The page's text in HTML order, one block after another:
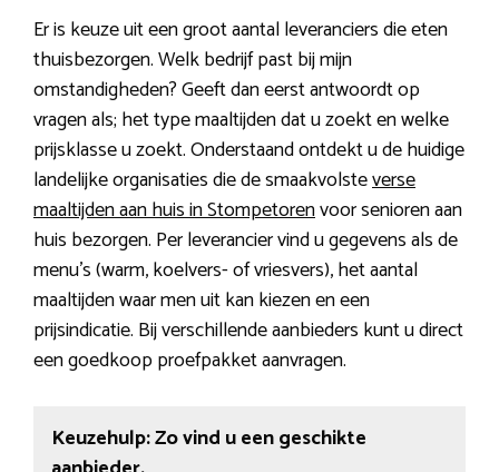
Er is keuze uit een groot aantal leveranciers die eten
thuisbezorgen. Welk bedrijf past bij mijn
omstandigheden? Geeft dan eerst antwoordt op
vragen als; het type maaltijden dat u zoekt en welke
prijsklasse u zoekt. Onderstaand ontdekt u de huidige
landelijke organisaties die de smaakvolsteverse
maaltijden aan huis in Stompetorenvoor senioren aan
huis bezorgen. Per leverancier vind u gegevens als de
menu’s (warm, koelvers- of vriesvers), het aantal
maaltijden waar men uit kan kiezen en een
prijsindicatie. Bij verschillende aanbieders kunt u direct
een goedkoop proefpakket aanvragen.
Keuzehulp: Zo vind u een geschikte